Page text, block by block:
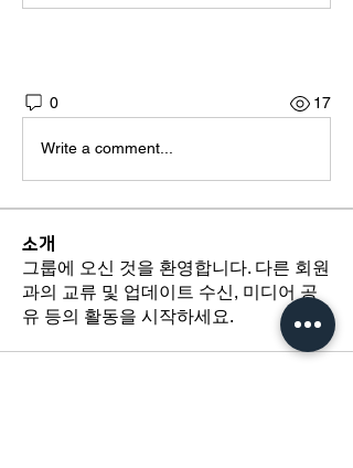
0 17
Write a comment...
소개
그룹에 오신 것을 환영합니다. 다른 회원
과의 교류 및 업데이트 수신, 미디어 공
유 등의 활동을 시작하세요.